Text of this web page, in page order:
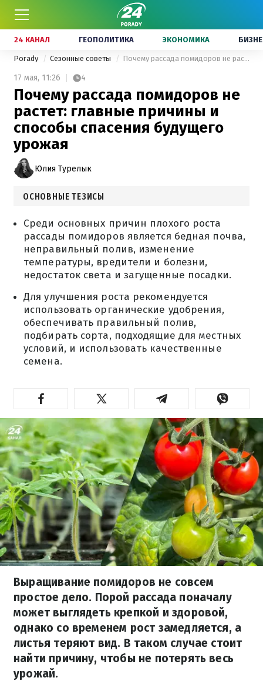
24 КАНАЛ ГЕОПОЛИТИКА ЭКОНОМИКА
Porady Сезонные советы Почему рассада помидоров не растет: главные причины и способы спасения будущего урожая
17 мая, 11:26 4
Почему рассада помидоров не
растет: главные причины и
способы спасения будущего
урожая
Юлия Турелык
ОСНОВНЫЕ ТЕЗИСЫ
Среди основных причин плохого роста
рассады помидоров является бедная почва,
неправильный полив, изменение
температуры, вредители и болезни,
недостаток света и загущенные посадки.
Для улучшения роста рекомендуется
использовать органические удобрения,
обеспечивать правильный полив,
подбирать сорта, подходящие для местных
условий, и использовать качественные
семена.
Выращивание помидоров не совсем
простое дело. Порой рассада поначалу
может выглядеть крепкой и здоровой,
однако со временем рост замедляется, а
листья теряют вид. В таком случае стоит
найти причину, чтобы не потерять весь
урожай.